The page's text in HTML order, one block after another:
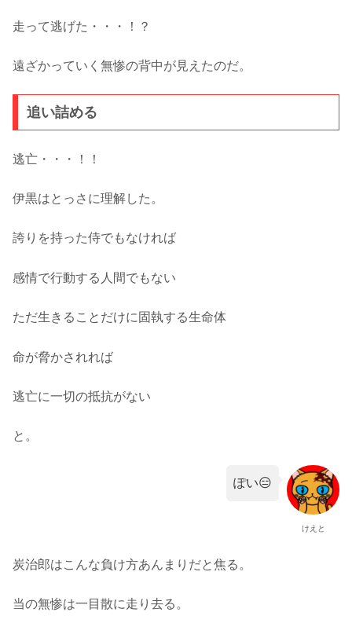
走って逃げた・・・！？
遠ざかっていく無惨の背中が見えたのだ。
追い詰める
逃亡・・・！！
伊黒はとっさに理解した。
誇りを持った侍でもなければ
感情で行動する人間でもない
ただ生きることだけに固執する生命体
命が脅かされれば
逃亡に一切の抵抗がない
と。
けえと
ぽい😑
炭治郎はこんな負け方あんまりだと焦る。
当の無惨は一目散に走り去る。